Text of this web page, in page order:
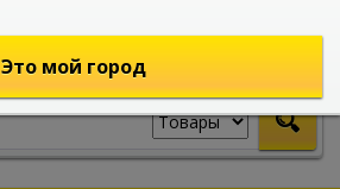
Это мой город